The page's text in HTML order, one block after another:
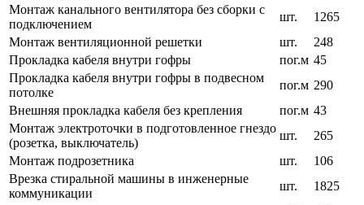
Монтаж канального вентилятора без сборки с
подключением
шт.
1265
Монтаж вентиляционной решетки
шт.
248
Прокладка кабеля внутри гофры
пог.м 45
Прокладка кабеля внутри гофры в подвесном
потолке
пог.м 290
Внешняя прокладка кабеля без крепления
пог.м 43
Монтаж электроточки в подготовленное гнездо
(розетка, выключатель)
шт.
265
Монтаж подрозетника
шт.
106
Врезка стиральной машины в инженерные
коммуникации
шт. 1825